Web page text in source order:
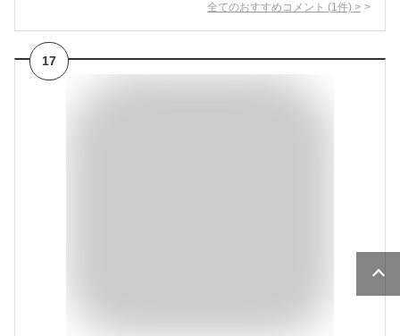
全てのおすすめコメント (1 件) >
17